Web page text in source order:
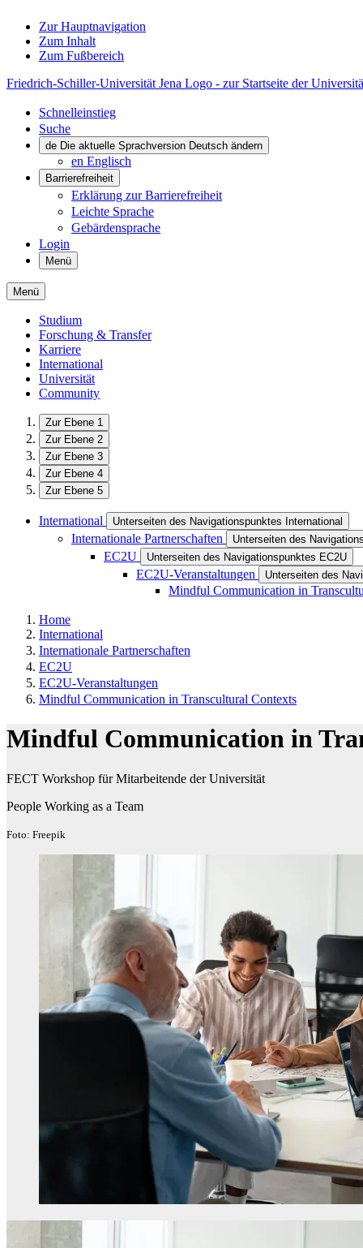
Zur Hauptnavigation
Zum Inhalt
Zum Fußbereich
Friedrich-Schiller-Universität Jena Logo - zur Startseite der
Schnelleinstieg
Suche
de Die aktuelle Sprachversion Deutsch ändern
en Englisch
Barrierefreiheit
Erklärung zur Barrierefreiheit
Leichte Sprache
Gebärdensprache
Login
Menü
Menü
Studium
Forschung & Transfer
Karriere
International
Universität
Community
Zur Ebene 1
Zur Ebene 2
Zur Ebene 3
Zur Ebene 4
Zur Ebene 5
International Unterseiten des Navigationspunktes International
Internationale Partnerschaften Unterseiten des
EC2U Unterseiten des Navigationspunktes EC2U
EC2U-Veranstaltungen Unterseiten des
Mindful Communication in
Home
International
Internationale Partnerschaften
EC2U
EC2U-Veranstaltungen
Mindful Communication in Transcultural Contexts
Mindful Communication in
FECT Workshop für Mitarbeitende der Universität
People Working as a Team
Foto: Freepik